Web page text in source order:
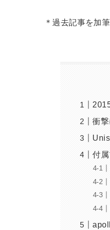
＊過去記事を加
衝撃
付